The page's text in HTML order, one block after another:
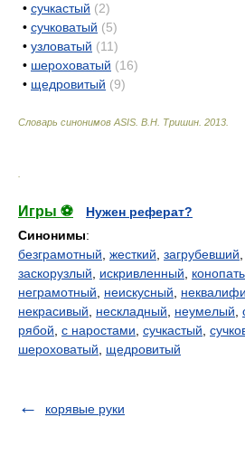
• сучкастый (2)
• сучковатый (5)
• узловатый (11)
• шероховатый (16)
• щедровитый (9)
Словарь синонимов ASIS. В.Н. Тришин 2013
Игры ⚽
Нужен реферат?
Синонимы:
безграмотный жесткий загрубевший
заскорузлый
искривленный
неграмотный
неискусный
некрасивый
нескладный неумелый
рябой с наростами сучкастый
шероховатый
щедровитый
корявые руки